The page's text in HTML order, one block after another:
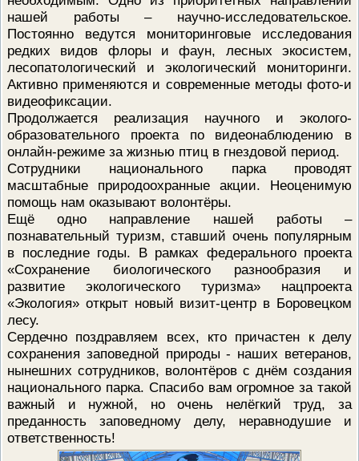
нашей работы – научно-исследовательское.
Постоянно ведутся мониторинговые исследования
редких видов флоры и фаун, лесных экосистем,
лесопатологический и экологический мониторинги.
Активно применяются и современные методы фото-и
видеофиксации.
Продолжается реализация научного и эколого-
образовательного проекта по видеонаблюдению в
онлайн-режиме за жизнью птиц в гнездовой период.
Сотрудники национального парка проводят
масштабные природоохранные акции. Неоценимую
помощь нам оказывают волонтёры.
Ещё одно направление нашей работы –
познавательный туризм, ставший очень популярным
в последние годы. В рамках федерального проекта
«Сохранение биологического разнообразия и
развитие экологического туризма» нацпроекта
«Экология» открыт новый визит-центр в Боровецком
лесу.
Сердечно поздравляем всех, кто причастен к делу
сохранения заповедной природы - наших ветеранов,
нынешних сотрудников, волонтёров с днём создания
национального парка. Спасибо вам огромное за такой
важный и нужной, но очень нелёгкий труд, за
преданность заповедному делу, неравнодушие и
ответственность!